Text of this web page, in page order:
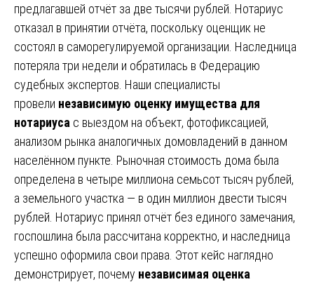
предлагавшей отчёт за две тысячи рублей. Нотариус
отказал в принятии отчёта, поскольку оценщик не
состоял в саморегулируемой организации. Наследница
потеряла три недели и обратилась в Федерацию
судебных экспертов. Наши специалисты
провели независимую оценку имущества для
нотариуса с выездом на объект, фотофиксацией,
анализом рынка аналогичных домовладений в данном
населённом пункте. Рыночная стоимость дома была
определена в четыре миллиона семьсот тысяч рублей,
а земельного участка — в один миллион двести тысяч
рублей. Нотариус принял отчёт без единого замечания,
госпошлина была рассчитана корректно, и наследница
успешно оформила свои права. Этот кейс наглядно
демонстрирует, почему независимая оценка